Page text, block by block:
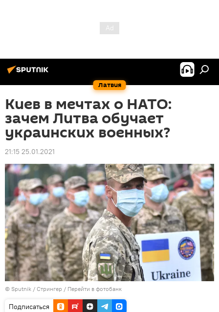
Латвия
Киев в мечтах о НАТО:
зачем Литва обучает
украинских военных?
21:15 25.01.2021
© Sputnik / Стрингер / Перейти в фотобанк
Подписаться